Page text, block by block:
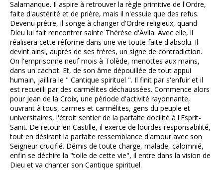
Salamanque. Il aspire à retrouver la règle primitive de l'Ordre,
faite d'austérité et de prière, mais il n'essuie que des refus.
Devenu prêtre, il songe à changer d'Ordre religieux, quand
Dieu lui fait rencontrer sainte Thérèse d'Avila. Avec elle, il
réalisera cette réforme dans une vie toute faite d'absolu. Il
devint ainsi, auprès de ses frères, un signe de contradiction.
On l'emprisonne neuf mois à Tolède, menottes aux mains,
dans un cachot. Et, de son âme dépouillée de tout appui
humain, jaillira le " Cantique spirituel ". Il finit par s'enfuir et il
est recueilli par des carmélites déchaussées. Commence alors
pour Jean de la Croix, une période d'activité rayonnante,
ouvrant à tous, carmes et carmélites, gens du peuple et
universitaires, l'étroit sentier de la parfaite docilité à l'Esprit-
Saint. De retour en Castille, il exerce de lourdes responsabilité,
tout en désirant la parfaite ressemblance d'amour avec son
Seigneur crucifié. Démis de toute charge, malade, calomnié,
enfin se déchire la "toile de cette vie", il entre dans la vision de
Dieu et va chanter son Cantique spirituel.